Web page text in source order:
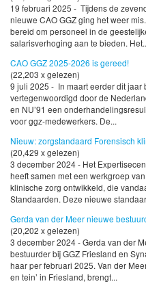
19 februari 2025 - Tijdens de
nieuwe CAO GGZ ging het weer
bereid om personeel in de
salarisverhoging aan te bieden.
CAO GGZ 2025-2026 is gereed!
(22,203 x gelezen)
9 juli 2025 - In maart eerder dit jaar
vertegenwoordigd door de
en NU’91 een
voor ggz-medewerkers. De...
Nieuw: zorgstandaard Forensisch
(20,429 x gelezen)
3 december 2024 - Het
heeft samen met een werkgroep
klinische zorg ontwikkeld, die
Standaarden. Deze nieuwe
Gerda van der Meer nieuwe
(20,202 x gelezen)
3 december 2024 - Gerda van der
bestuurder bij GGZ Friesland en
haar per februari 2025. Van der
en tein’ in Friesland, brengt...